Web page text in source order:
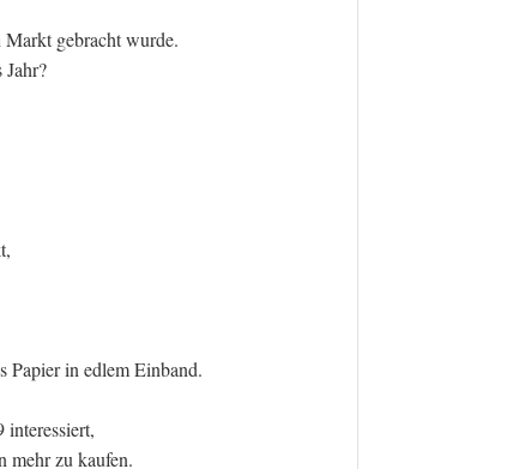
Markt gebracht wurde.
Papier in edlem Einband.
mehr zu kaufen.